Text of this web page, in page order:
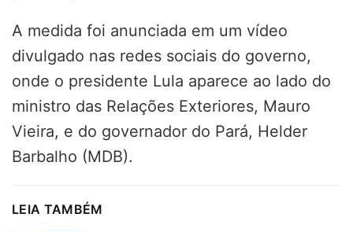
A medida foi anunciada em um vídeo
divulgado nas redes sociais do governo,
onde o presidente Lula aparece ao lado do
ministro das Relações Exteriores, Mauro
Vieira, e do governador do Pará, Helder
Barbalho (MDB).
LEIA TAMBÉM